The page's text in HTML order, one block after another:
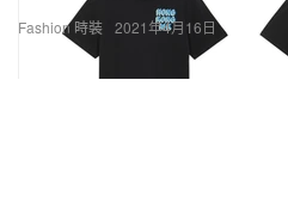
Fashion 時裝 2021年4月16日